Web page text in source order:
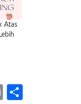
dan
Atas
Email